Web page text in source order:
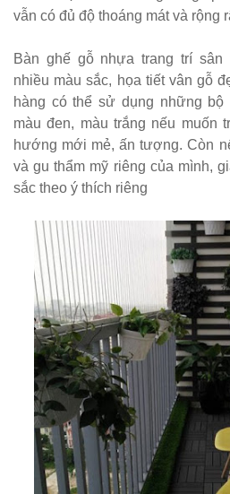
tiếp khách
ghế bọc vải
màu xám
Bộ bàn ghế
tiếp khách
spa, nail,
studio, văn
phòng, căn
hộ màu
hồng
Ghế
gaming, ghế
streamer
đẹp giá tốt
tại HCM
vẫn có đủ độ thoáng mát và rộng
Bàn ghế gỗ nhựa trang trí
nhiều màu sắc, họa tiết vân gỗ
hàng có thể sử dụng những bộ
màu đen, màu trắng nếu muốn
hướng mới mẻ, ấn tượng. Còn
và gu thẩm mỹ riêng của mình,
sắc theo ý thích riêng